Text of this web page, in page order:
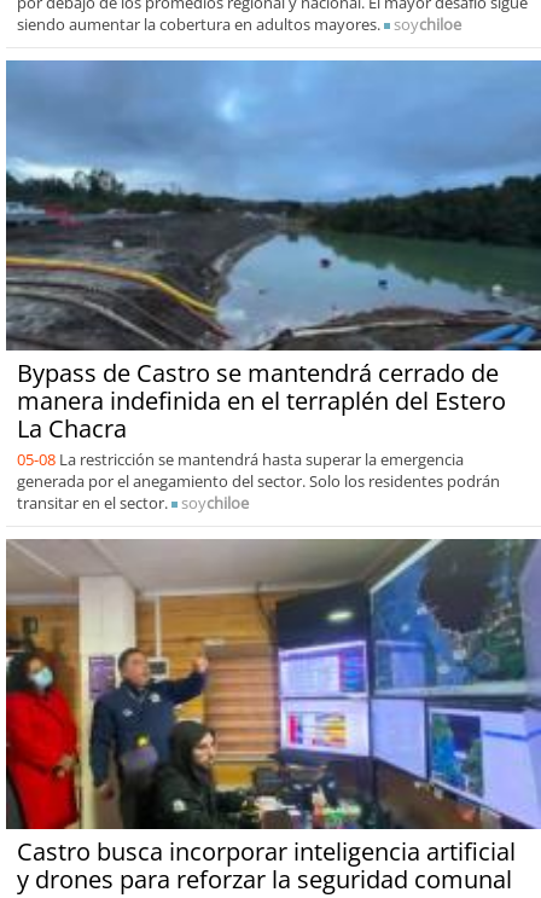
siendo aumentar la cobertura en adultos mayores.
soychiloe
Bypass de Castro se mantendrá cerrado de
manera indefinida en el terraplén del Estero
La Chacra
05-08 La restricción se mantendrá hasta superar la emergencia
generada por el anegamiento del sector. Solo los residentes podrán
transitar en el sector.
soychiloe
Castro busca incorporar inteligencia artificial
y drones para reforzar la seguridad comunal